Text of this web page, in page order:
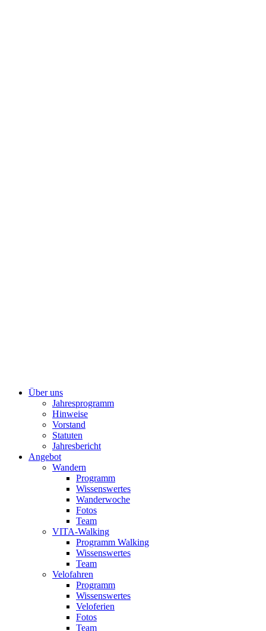
Über uns
Jahresprogramm
Hinweise
Vorstand
Statuten
Jahresbericht
Angebot
Wandern
Programm
Wissenswertes
Wanderwoche
Fotos
Team
VITA-Walking
Programm Walking
Wissenswertes
Team
Velofahren
Programm
Wissenswertes
Veloferien
Fotos
Team